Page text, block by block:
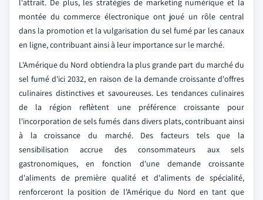
l'attrait. De plus, les stratégies de marketing numérique et la
montée du commerce électronique ont joué un rôle central
dans la promotion et la vulgarisation du sel fumé par les canaux
en ligne, contribuant ainsi à leur importance sur le marché.
L'Amérique du Nord obtiendra la plus grande part du marché du
sel fumé d'ici 2032, en raison de la demande croissante d'offres
culinaires distinctives et savoureuses. Les tendances culinaires
de la région reflètent une préférence croissante pour
l'incorporation de sels fumés dans divers plats, contribuant ainsi
à la croissance du marché. Des facteurs tels que la
sensibilisation accrue des consommateurs aux sels
gastronomiques, en fonction d'une demande croissante
d'aliments de première qualité et d'aliments de spécialité,
renforceront la position de l'Amérique du Nord en tant que